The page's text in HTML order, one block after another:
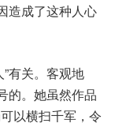
造成了这种人心
有关。客观地
的。她虽然作品
以横扫千军，令